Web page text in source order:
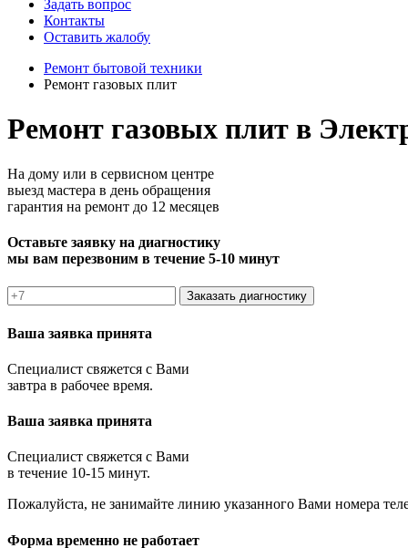
Задать вопрос
Контакты
Оставить жалобу
Ремонт бытовой техники
Ремонт газовых плит
Ремонт газовых плит в
На дому или в сервисном центре
выезд мастера в день обращения
гарантия на ремонт до 12 месяцев
Оставьте заявку на диагностику
мы вам перезвоним в течение 5-10 минут
Заказать диагностику
Ваша заявка принята
Специалист свяжется с Вами
завтра в рабочее время.
Ваша заявка принята
Специалист свяжется с Вами
в течение 10-15 минут.
Пожалуйста, не занимайте линию указанного Вами номера
Форма временно не работает